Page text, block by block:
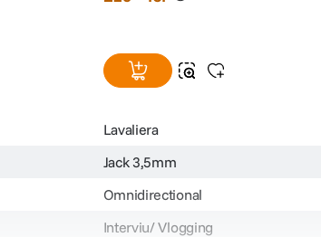
Lavaliera
Jack 3,5mm
Omnidirectional
Interviu/ Vlogging